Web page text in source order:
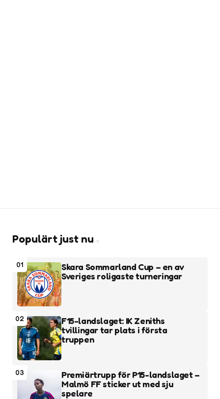
Populärt just nu
01
Skara Sommarland Cup – en av
Sveriges roligaste turneringar
02
F15-landslaget: IK Zeniths
tvillingar tar plats i första
truppen
03
Premiärtrupp för P15-landslaget –
Malmö FF sticker ut med sju
spelare